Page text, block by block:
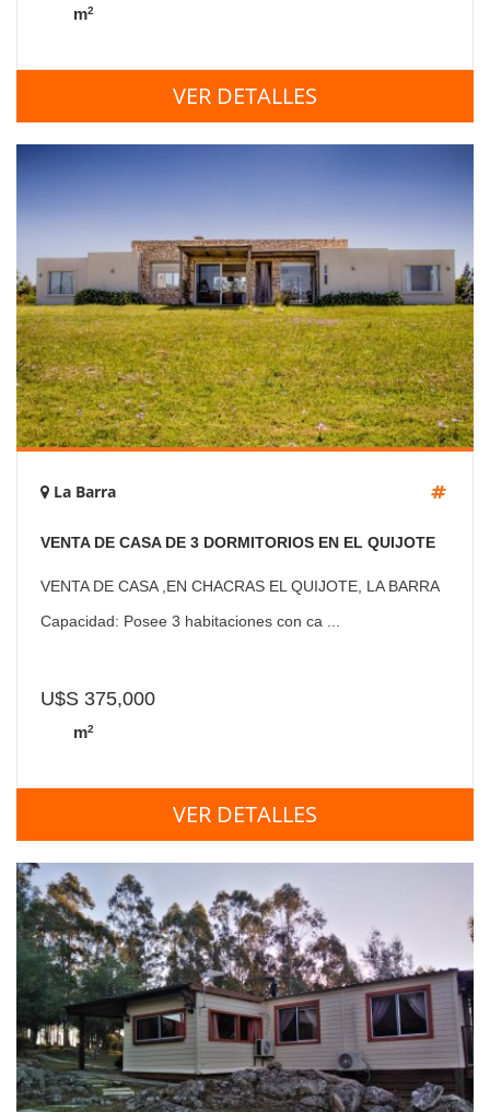
m2
VER DETALLES
La Barra
VENTA DE CASA DE 3 DORMITORIOS EN EL QUIJOTE
LA BARRA
VENTA DE CASA ,EN CHACRAS EL QUIJOTE, LA BARRA
Capacidad: Posee 3 habitaciones con ca ...
U$S 375,000
m2
VER DETALLES